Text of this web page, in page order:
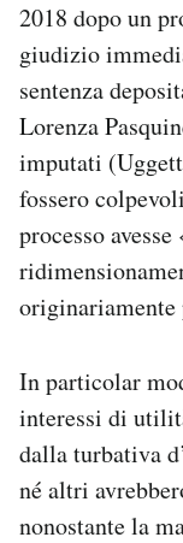
2018 dopo un
giudizio
sentenza
Lorenza
imputati
fossero
processo
originariamente
In particolar
interessi di
dalla turbativa
né altri
nonostante la